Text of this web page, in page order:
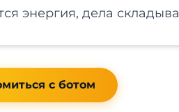
энергия, дела
с ботом